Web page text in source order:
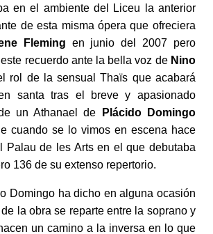
en el ambiente del Liceu la anterior
de esta misma ópera que ofreciera
Fleming en junio del 2007 pero
recuerdo ante la bella voz de Nino
rol de la sensual Thaïs que acabará
santa tras el breve y apasionado
un Athanael de
Plácido Domingo
cuando se lo vimos en escena hace
Palau de les Arts en el que debutaba
136 de su extenso repertorio.
Domingo ha dicho en alguna ocasión
la obra se reparte entre la soprano y
un camino a la inversa en lo que